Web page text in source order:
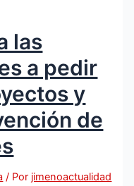
las
a pedir
y
de
/ Por jimenoactualidad